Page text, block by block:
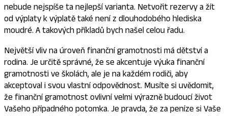
nebude nejspíše ta nejlepší varianta. Netvořit rezervy a žít
od výplaty k výplatě také není z dlouhodobého hlediska
moudré. A takových příkladů bych našel celou řadu.
Největší vliv na úroveň finanční gramotnosti má dětství a
rodina. Je určitě správné, že se akcentuje výuka finanční
gramotnosti ve školách, ale je na každém rodiči, aby
akceptoval i svou vlastní odpovědnost. Musíte si uvědomit,
že finanční gramotnost ovlivní velmi výrazně budoucí život
Vašeho případného potomka. Je pravda, že za peníze si Vaše